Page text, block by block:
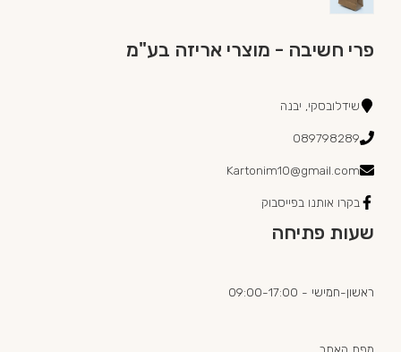
פרי חשיבה - מוצרי אריזה בע"מ
שידלובסקי, יבנה
089798289
Kartonim10@gmail.com
בקרו אותנו בפייסבוק
שעות פתיחה
ראשון-חמישי - 09:00-17:00
מפת האתר